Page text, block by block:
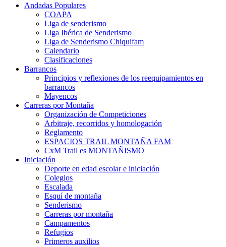
Andadas Populares
COAPA
Liga de senderismo
Liga Ibérica de Senderismo
Liga de Senderismo Chiquifam
Calendario
Clasificaciones
Barrancos
Principios y reflexiones de los reequipamientos en
barrancos
Mayencos
Carreras por Montaña
Organización de Competiciones
Arbitraje, recorridos y homologación
Reglamento
ESPACIOS TRAIL MONTAÑA FAM
CxM Trail es MONTAÑISMO
Iniciación
Deporte en edad escolar e iniciación
Colegios
Escalada
Esquí de montaña
Senderismo
Carreras por montaña
Campamentos
Refugios
Primeros auxilios